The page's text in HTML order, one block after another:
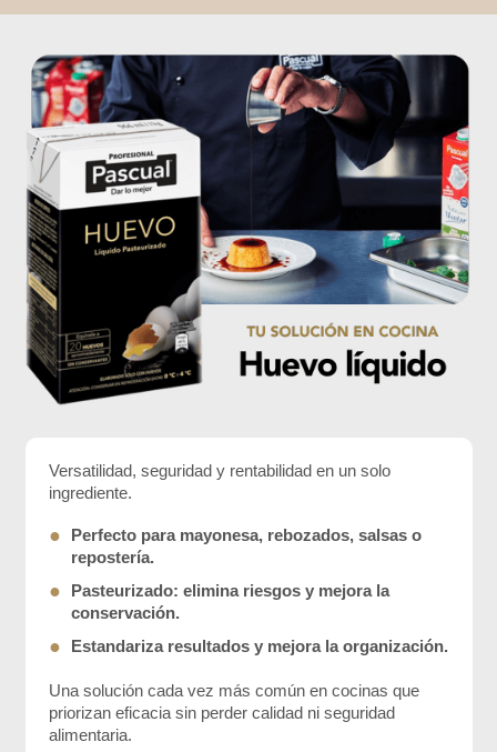
Versatilidad, seguridad y rentabilidad en un solo
ingrediente.
●
Perfecto para mayonesa, rebozados, salsas o
repostería.
●
Pasteurizado: elimina riesgos y mejora la
conservación.
● Estandariza resultados y mejora la organización.
Una solución cada vez más común en cocinas que
priorizan eficacia sin perder calidad ni seguridad
alimentaria.